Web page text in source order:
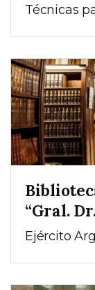
Técnicas
“Gral.
Ejército